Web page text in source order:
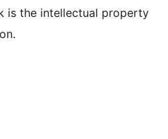
is the intellectual property